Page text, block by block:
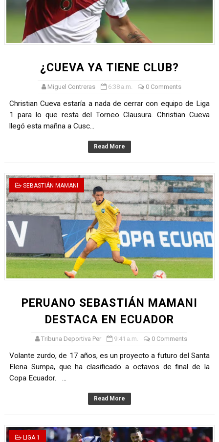
TODO O NADA: LA GRAN FINAL DEL RONEX 2025 SERÁ
André Martínez gana el Rally de la Primavera del Rally
HEILBRUNN, DREYFUSS, VALTAYO, MONTES, CASTRO Y
¿CUEVA YA TIENE CLUB?
Miguel Contreras 6:38 a.m. 0 Comments
Christian Cueva estaría a nada de cerrar con equipo de Liga
1 para lo que resta del Torneo Clausura. Christian Cueva
llegó esta mañna a Cusc...
Read More
SEBASTIÁN MAMANI
PERUANO SEBASTIÁN MAMANI
DESTACA EN ECUADOR
Tribuna Deportiva Per 9:41 a.m. 0 Comments
Volante zurdo, de 17 años, es un proyecto a futuro del Santa
Elena Sumpa, que ha clasificado a octavos de final de la
Copa Ecuador. ...
Read More
LIGA 1